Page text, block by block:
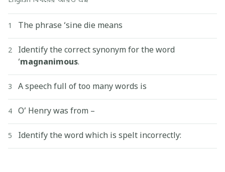
1 The phrase ‘sine die means
2
Identify the correct synonym for the word
‘magnanimous.
3 A speech full of too many words is
4 O’ Henry was from –
5 Identify the word which is spelt incorrectly: